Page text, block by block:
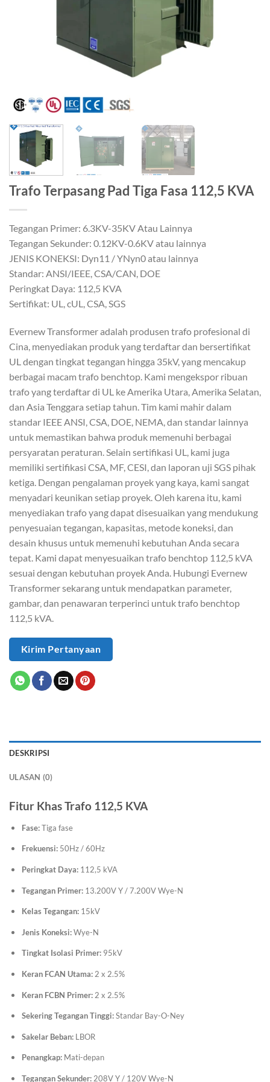
Trafo Terpasang Pad Tiga Fasa 112,5 KVA
Tegangan Primer: 6.3KV-35KV Atau Lainnya
Tegangan Sekunder: 0.12KV-0.6KV atau lainnya
JENIS KONEKSI: Dyn11 / YNyn0 atau lainnya
Standar: ANSI/IEEE, CSA/CAN, DOE
Peringkat Daya: 112,5 KVA
Sertifikat: UL, cUL, CSA, SGS
Evernew Transformer adalah produsen trafo profesional di
Cina, menyediakan produk yang terdaftar dan bersertifikat
UL dengan tingkat tegangan hingga 35kV, yang mencakup
berbagai macam trafo benchtop. Kami mengekspor ribuan
trafo yang terdaftar di UL ke Amerika Utara, Amerika Selatan,
dan Asia Tenggara setiap tahun. Tim kami mahir dalam
standar IEEE ANSI, CSA, DOE, NEMA, dan standar lainnya
untuk memastikan bahwa produk memenuhi berbagai
persyaratan peraturan. Selain sertifikasi UL, kami juga
memiliki sertifikasi CSA, MF, CESI, dan laporan uji SGS pihak
ketiga. Dengan pengalaman proyek yang kaya, kami sangat
menyadari keunikan setiap proyek. Oleh karena itu, kami
menyediakan trafo yang dapat disesuaikan yang mendukung
penyesuaian tegangan, kapasitas, metode koneksi, dan
desain khusus untuk memenuhi kebutuhan Anda secara
tepat. Kami dapat menyesuaikan trafo benchtop 112,5 kVA
sesuai dengan kebutuhan proyek Anda. Hubungi Evernew
Transformer sekarang untuk mendapatkan parameter,
gambar, dan penawaran terperinci untuk trafo benchtop
112,5 kVA.
Kirim Pertanyaan
DESKRIPSI
ULASAN (0)
Fitur Khas Trafo 112,5 KVA
Fase:Tiga fase
Frekuensi:50Hz / 60Hz
Peringkat Daya:112,5 kVA
Tegangan Primer:13.200V Y / 7.200V Wye-N
Kelas Tegangan:15kV
Jenis Koneksi:Wye-N
Tingkat Isolasi Primer:95kV
Keran FCAN Utama:2 x 2.5%
Keran FCBN Primer:2 x 2.5%
Sekering Tegangan Tinggi:Standar Bay-O-Ney
Sakelar Beban:LBOR
Penangkap:Mati-depan
Tegangan Sekunder:208V Y / 120V Wye-N